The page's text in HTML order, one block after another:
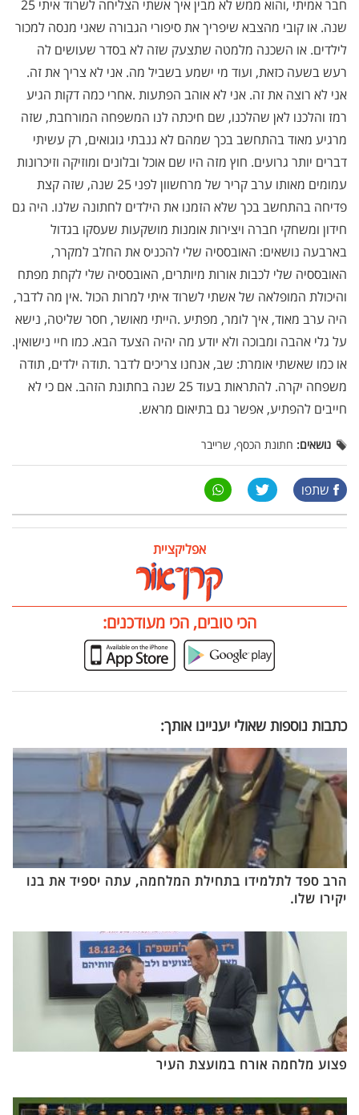
חבר אמיתי ,
והוא ממש לא מבין איך אשתי הצליחה לשרוד איתי 25
שנה. או קובי מהצבא שיפריך את סיפורי הגבורה שאני מנסה למכור
לילדים. או השכנה מלמטה שתצעק שזה לא בסדר שעושים לה
רעש בשעה כזאת, ועוד מי ישמע בשביל מה. אני לא צריך את זה.
אני לא רוצה את זה. אני לא אוהב הפתעות .אחרי כמה דקות הגיע
רמז והלכנו לאן שהלכנו, שם חיכתה לנו המשפחה המורחבת, שזה
מרגיע מאוד בהתחשב בכך שמהם לא גנבתי גוגואים, רק עשיתי
דברים יותר גרועים. חוץ מזה היו שם אוכל ובלונים ומוזיקה וזיכרונות
עמומים מאותו ערב קריר של מרחשוון לפני 25 שנה, שזה קצת
פדיחה בהתחשב בכך שלא הזמנו את הילדים לחתונה שלנו. היה גם
חידון ומשחקי חברה ויצירות אומנות מושקעות שעסקו בגדול
בארבעה נושאים: האובססיה שלי להכניס את החלב למקרר,
האובססיה שלי לכבות אורות מיותרים, האובססיה שלי לקחת מפתח
והיכולת המופלאה של אשתי לשרוד איתי למרות הכול .אין מה לדבר,
היה ערב מאוד, איך לומר, מפתיע .הייתי מאושר, חסר שליטה, נישא
על גלי אהבה ומבוכה ולא יודע מה יהיה הצעד הבא. כמו חיי נישואין.
או כמו שאשתי אומרת: שב, אנחנו צריכים לדבר .תודה ילדים, תודה
משפחה יקרה. להתראות בעוד 25 שנה בחתונת הזהב. אם כי לא
חייבים להפתיע, אפשר גם בתיאום מראש.
נושאים: חתונת הכסף, שרייבר
שתפו
אפליקציית
הכי טובים, הכי מעודכנים:
כתבות נוספות שאולי יעניינו אותך:
הרב ספד לתלמידו בתחילת המלחמה, עתה יספיד את בנו
יקירו שלו.
פצוע מלחמה אורח במועצת העיר